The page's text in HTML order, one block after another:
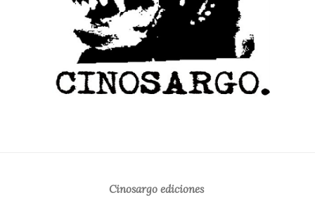
Cinosargo ediciones